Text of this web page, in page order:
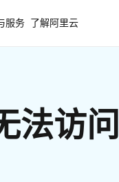
服务 了解阿里云
法访问